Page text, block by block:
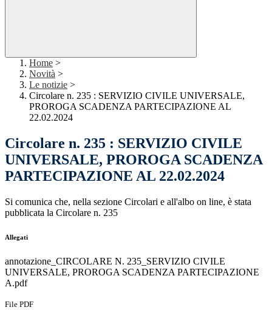
Home >
Novità >
Le notizie >
Circolare n. 235 : SERVIZIO CIVILE UNIVERSALE,
PROROGA SCADENZA PARTECIPAZIONE AL
22.02.2024
Circolare n. 235 : SERVIZIO CIVILE
UNIVERSALE, PROROGA SCADENZA
PARTECIPAZIONE AL 22.02.2024
Si comunica che, nella sezione Circolari e all'albo on line, è stata
pubblicata la Circolare n. 235
Allegati
annotazione_CIRCOLARE N. 235_SERVIZIO CIVILE
UNIVERSALE, PROROGA SCADENZA PARTECIPAZIONE
A.pdf
File PDF